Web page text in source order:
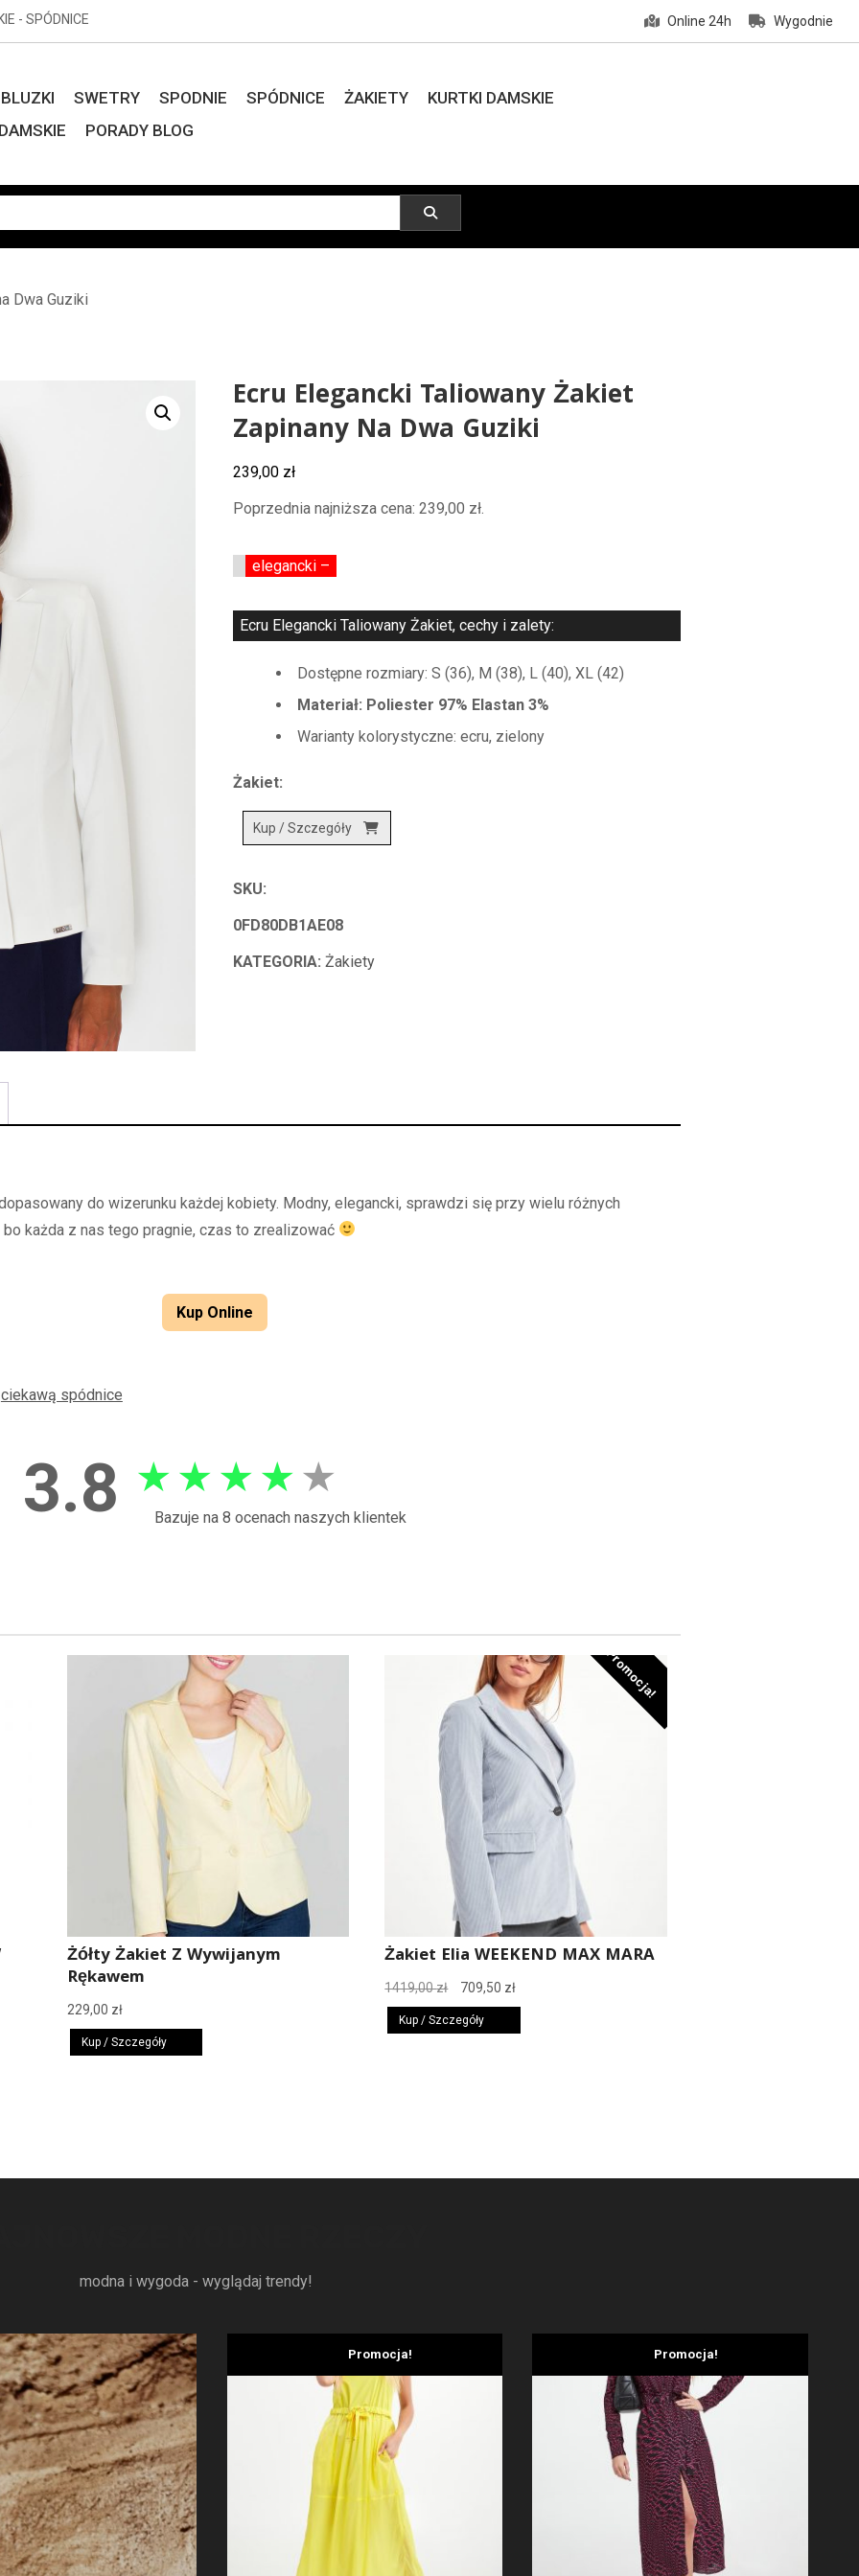
- SPÓDNICE Online 24h Wygodnie
BLUZKI SWETRY SPODNIE SPÓDNICE ŻAKIETY
KURTKI DAMSKIE
PORADY BLOG
Dwa Guziki
Ecru Elegancki Taliowany Żakiet
Zapinany Na Dwa Guziki
239,00 zł
Poprzednia najniższa cena:239,00 zł.
elegancki –
Ecru Elegancki Taliowany Żakiet, cechy i zalety:
Dostępne rozmiary: S (36), M (38), L (40), XL (42)
Materiał: Poliester 97% Elastan 3%
Warianty kolorystyczne: ecru, zielony
Żakiet:
Kup / Szczegóły
SKU:
0FD80DB1AE08
KATEGORIA:Żakiety
do wizerunku każdej kobiety. Modny, elegancki, sprawdzi się przy wielu różnych
każda z nas tego pragnie, czas to zrealizować
Kup Online
ciekawą spódnice
3.8 ★ ★ ★ ★ ★
Bazuje na 8 ocenach naszych klientek
Żółty Żakiet Z Wywijanym
Rękawem
229,00 zł
Kup / Szczegóły
Promocja!
Żakiet Elia WEEKEND MAX MARA
1419,00zł
Pierwotna
cena
wynosiła:
709,50 złAktualna
cena
wynosi:
Kup / Szczegóły
modna i wygoda - wyglądaj trendy!
Promocja! Promocja!